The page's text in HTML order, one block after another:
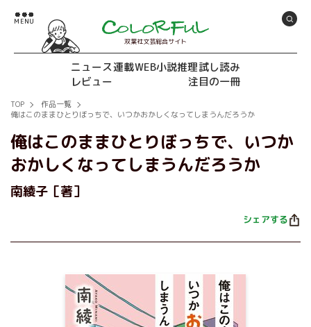
双葉社文芸総合サイト
ニュース連載WEB小説推理試し読み
レビュー
注目の一冊
TOP
作品一覧
俺はこのままひとりぼっちで、いつかおかしくなってしまうんだろうか
俺はこのままひとりぼっちで、いつか
おかしくなってしまうんだろうか
南綾子［著］
シェアする